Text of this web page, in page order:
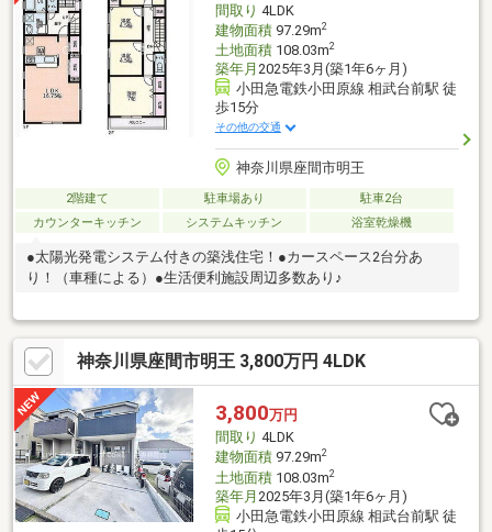
間取り 4LDK
建物面積97.29m2
土地面積108.03m2
築年月 2025年3月(築1年6ヶ月)
小田急電鉄小田原線 相武台前駅 徒
歩15分
その他の交通
神奈川県座間市明王
2階建て 駐車場あり
駐車2台
カウンターキッチン
システムキッチン 浴室乾燥機
●太陽光発電システム付きの築浅住宅！●カースペース2台分あ
り！（車種による）●生活便利施設周辺多数あり♪
神奈川県座間市明王 3,800万円 4LDK
3,800万円
間取り 4LDK
建物面積97.29m2
土地面積108.03m2
築年月 2025年3月(築1年6ヶ月)
小田急電鉄小田原線 相武台前駅 徒